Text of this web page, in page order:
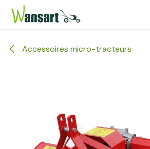
Overslaan naar inhoud
Accessoires micro-tracteurs